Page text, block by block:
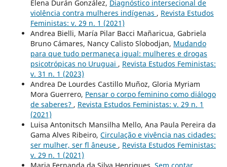
Elena Durán González, Diagnóstico intersecional de
violência contra mulheres indígenas , Revista Estudos
Feministas: v. 29 n. 1 (2021)
Andrea Bielli, María Pilar Bacci Mañaricua, Gabriela
Bruno Cámares, Nancy Calisto Slobodjan, Mudando
para que tudo permaneça igual: mulheres e drogas
psicotrópicas no Uruguai , Revista Estudos Feministas:
v. 31 n. 1 (2023)
Andrea De Lourdes Castillo Muñoz, Gloria Myriam
Mora Guerrero, Pensar o corpo feminino como diálogo
de saberes? , Revista Estudos Feministas: v. 29 n. 1
(2021)
Luisa Antonitsch Mansilha Mello, Ana Paula Pereira da
Gama Alves Ribeiro, Circulação e vivência nas cidades:
ser mulher, ser fl âneuse , Revista Estudos Feministas:
v. 29 n. 1 (2021)